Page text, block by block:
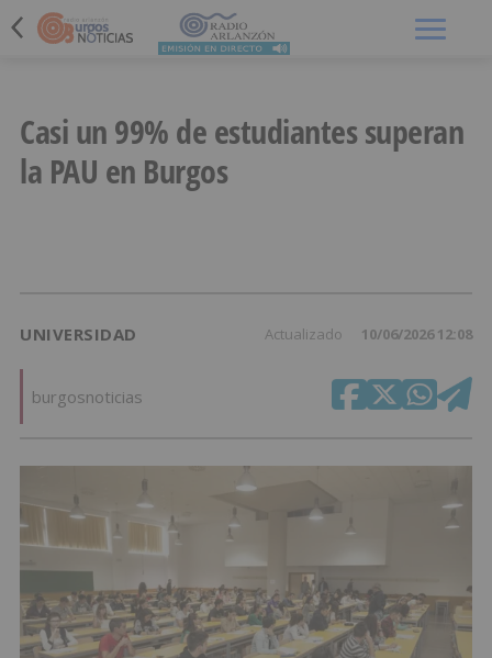
Casi un 99% de estudiantes superan
la PAU en Burgos
UNIVERSIDAD Actualizado 10/06/2026 12:08
burgosnoticias